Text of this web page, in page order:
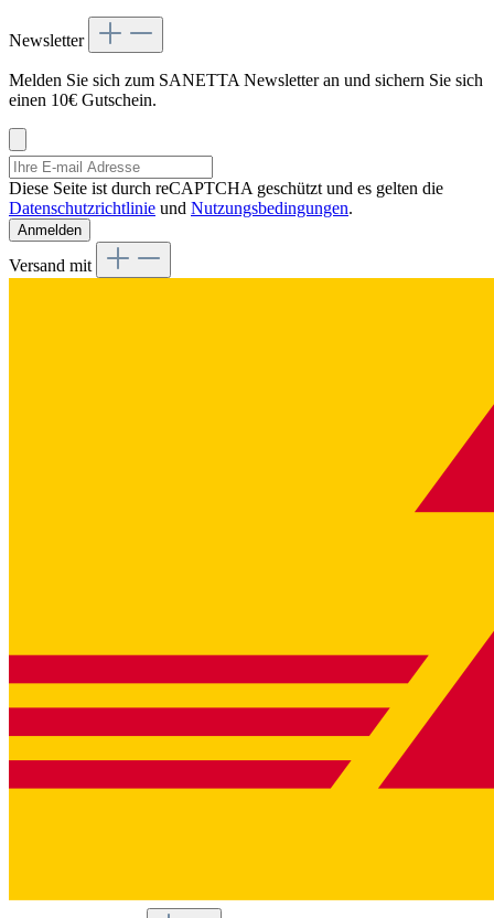
Newsletter
Melden Sie sich zum SANETTA Newsletter an und sichern Sie sich
einen 10€ Gutschein.
Diese Seite ist durch reCAPTCHA geschützt und es gelten die
Datenschutzrichtlinie und Nutzungsbedingungen.
Anmelden
Versand mit